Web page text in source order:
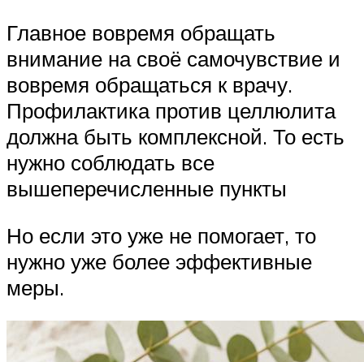
Главное вовремя обращать
внимание на своё самочувствие и
вовремя обращаться к врачу.
Профилактика против целлюлита
должна быть комплексной. То есть
нужно соблюдать все
вышеперечисленные пункты
Но если это уже не помогает, то
нужно уже более эффективные
меры.